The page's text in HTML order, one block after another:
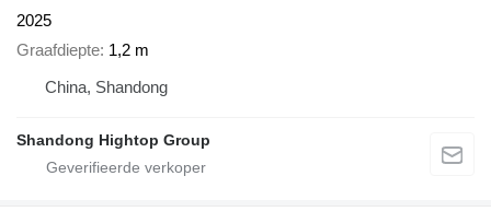
2025
Graafdiepte 1,2 m
China, Shandong
Shandong Hightop Group